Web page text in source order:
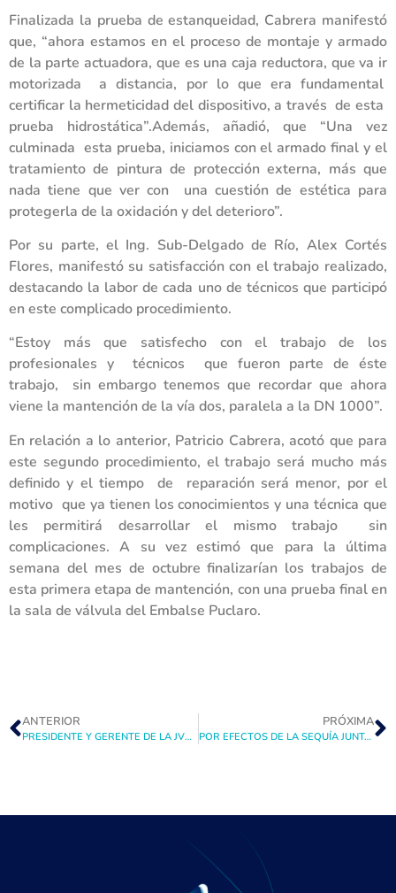
Finalizada la prueba de estanqueidad, Cabrera manifestó
que, “ahora estamos en el proceso de montaje y armado
de la parte actuadora, que es una caja reductora, que va ir
motorizada a distancia, por lo que era fundamental
certificar la hermeticidad del dispositivo, a través de esta
prueba hidrostática”.Además, añadió, que “Una vez
culminada esta prueba, iniciamos con el armado final y el
tratamiento de pintura de protección externa, más que
nada tiene que ver con una cuestión de estética para
protegerla de la oxidación y del deterioro”.
Por su parte, el Ing. Sub-Delgado de Río, Alex Cortés
Flores, manifestó su satisfacción con el trabajo realizado,
destacando la labor de cada uno de técnicos que participó
en este complicado procedimiento.
“Estoy más que satisfecho con el trabajo de los
profesionales y técnicos que fueron parte de éste
trabajo, sin embargo tenemos que recordar que ahora
viene la mantención de la vía dos, paralela a la DN 1000”.
En relación a lo anterior, Patricio Cabrera, acotó que para
este segundo procedimiento, el trabajo será mucho más
definido y el tiempo de reparación será menor, por el
motivo que ya tienen los conocimientos y una técnica que
les permitirá desarrollar el mismo trabajo sin
complicaciones. A su vez estimó que para la última
semana del mes de octubre finalizarían los trabajos de
esta primera etapa de mantención, con una prueba final en
la sala de válvula del Embalse Puclaro.
ANTERIOR
PRESIDENTE Y GERENTE DE LA JVRE REALIZAN VISITA INSPECTIVA A LAS OBRA DE CONSTRUCCIÓN DEL CANAL LA CALERA
PRÓXIMA
POR EFECTOS DE LA SEQUÍA JUNTA DE VIGILANCIA DEL RÍO ELQUI PREVÉ PARA LAS PRÓXIMAS TEMPORADAS DE RIEGO DISMINUCIÓN DE CAUDALES EN LA CUENCA DEL ELQUI